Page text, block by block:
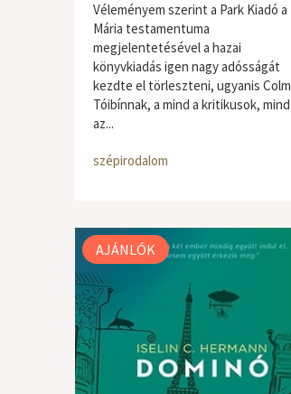
Véleményem szerint a Park Kiadó a
Mária testamentuma
megjelentetésével a hazai
könyvkiadás igen nagy adósságát
kezdte el törleszteni, ugyanis Colm
Tóibínnak, a mind a kritikusok, mind
az...
szépirodalom
AJÁNLÓK